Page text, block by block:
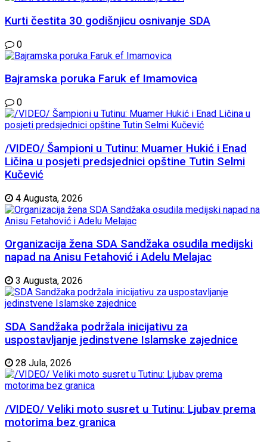
Kurti čestita 30 godišnjicu osnivanje SDA
0
Bajramska poruka Faruk ef Imamovica
0
/VIDEO/ Šampioni u Tutinu: Muamer Hukić i Enad
Ličina u posjeti predsjednici opštine Tutin Selmi
Kučević
4 Augusta, 2026
Organizacija žena SDA Sandžaka osudila medijski
napad na Anisu Fetahović i Adelu Melajac
3 Augusta, 2026
SDA Sandžaka podržala inicijativu za
uspostavljanje jedinstvene Islamske zajednice
28 Jula, 2026
/VIDEO/ Veliki moto susret u Tutinu: Ljubav prema
motorima bez granica